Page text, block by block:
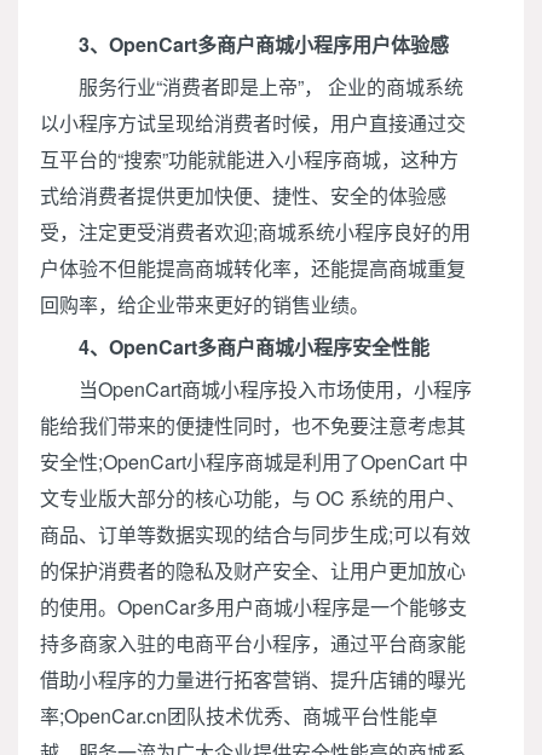
3、OpenCart多商户商城小程序用户体验感
服务行业“消费者即是上帝”， 企业的商城系统
以小程序方试呈现给消费者时候，用户直接通过交
互平台的“搜索”功能就能进入小程序商城，这种方
式给消费者提供更加快便、捷性、安全的体验感
受，注定更受消费者欢迎;商城系统小程序良好的用
户体验不但能提高商城转化率，还能提高商城重复
回购率，给企业带来更好的销售业绩。
4、OpenCart多商户商城小程序安全性能
当OpenCart商城小程序投入市场使用，小程序
能给我们带来的便捷性同时，也不免要注意考虑其
安全性;OpenCart小程序商城是利用了OpenCart 中
文专业版大部分的核心功能，与 OC 系统的用户、
商品、订单等数据实现的结合与同步生成;可以有效
的保护消费者的隐私及财产安全、让用户更加放心
的使用。OpenCar多用户商城小程序是一个能够支
持多商家入驻的电商平台小程序，通过平台商家能
借助小程序的力量进行拓客营销、提升店铺的曝光
率;OpenCar.cn团队技术优秀、商城平台性能卓